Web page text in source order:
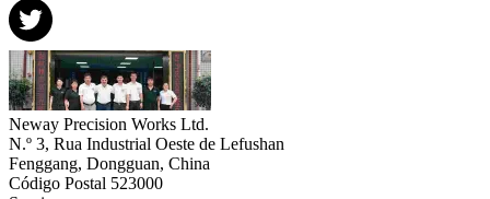
Neway Precision Works Ltd.
N.º 3, Rua Industrial Oeste de Lefushan
Fenggang, Dongguan, China
Código Postal 523000